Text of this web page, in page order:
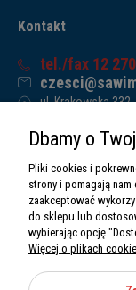
Kontakt
tel./fax 12
ul. Krakowska 332,
Sawim Group
NIP: 5130284470
REGON:
O nas
Dbamy o
Pliki cookies i
strony i pomagają
zaakceptować
do sklepu lub
wybierając opcję
Więcej o plikach